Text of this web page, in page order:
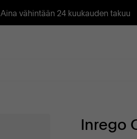
Aina vähintään 24 kuukauden takuu
Inrego